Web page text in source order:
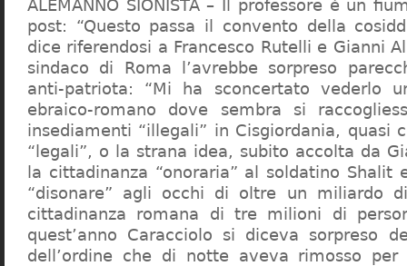
ALEMANNO SIONISTA – Il professore è un
post: “Questo passa il convento della
dice riferendosi a Francesco Rutelli e Gianni
sindaco di Roma l’avrebbe sorpreso
anti-patriota: “Mi ha sconcertato vederlo
ebraico-romano dove sembra si
insediamenti “illegali” in Cisgiordania, quasi
“legali”, o la strana idea, subito accolta da
la cittadinanza “onoraria” al soldatino Shalit
“disonare” agli occhi di oltre un miliardo
cittadinanza romana di tre milioni di
quest’anno Caracciolo si diceva sorpreso
dell’ordine che di notte aveva rimosso